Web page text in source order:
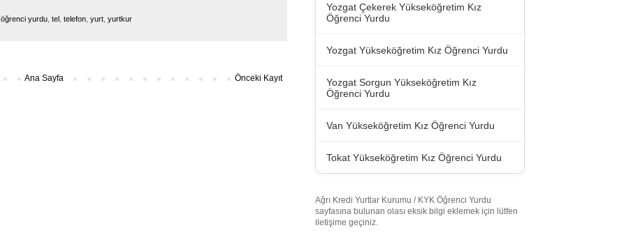
öğrenci yurdu tel telefon yurt yurtkur
Önceki Kayıt
Ana Sayfa
Yozgat Çekerek Yükseköğretim Kız
Öğrenci Yurdu
Yozgat Yükseköğretim Kız Öğrenci Yurdu
Yozgat Sorgun Yükseköğretim Kız
Öğrenci Yurdu
Van Yükseköğretim Kız Öğrenci Yurdu
Tokat Yükseköğretim Kız Öğrenci Yurdu
Ağrı Kredi Yurtlar Kurumu / KYK Öğrenci Yurdu
sayfasına bulunan olası eksik bilgi eklemek için lütfen
iletişime geçiniz.